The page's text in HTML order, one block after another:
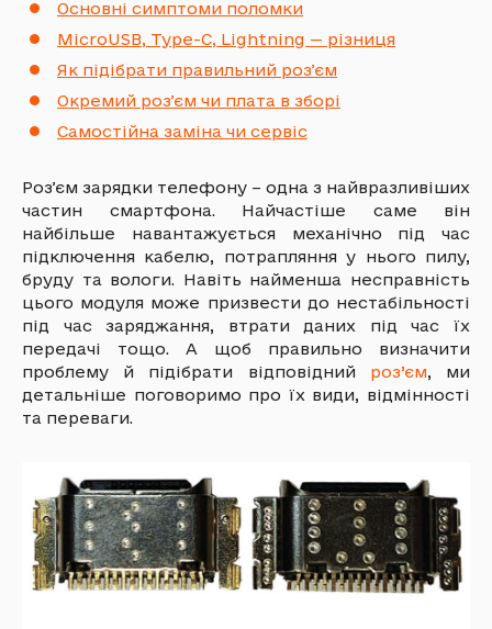
Основні симптоми поломки
MicroUSB, Type-C, Lightning — різниця
Як підібрати правильний розʼєм
Окремий розʼєм чи плата в зборі
Самостійна заміна чи сервіс
Розʼєм зарядки телефону – одна з найвразливіших
частин смартфона. Найчастіше саме він
найбільше навантажується механічно під час
підключення кабелю, потрапляння у нього пилу,
бруду та вологи. Навіть найменша несправність
цього модуля може призвести до нестабільності
під час заряджання, втрати даних під час їх
передачі тощо. А щоб правильно визначити
проблему й підібрати відповідний роз’єм, ми
детальніше поговоримо про їх види, відмінності
та переваги.